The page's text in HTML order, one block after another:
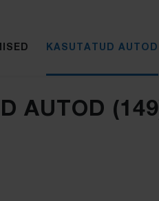
KASUTATUD AUTOD
AUTOD (149